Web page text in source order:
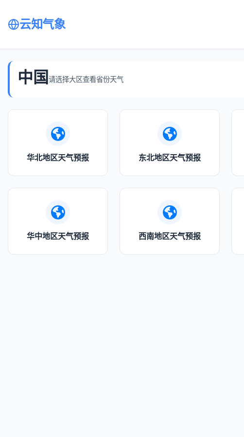
云知气象
中国 请选择大区查看省份天气
华北地区天气预报 东北地区天气预报
华中地区天气预报 西南地区天气预报